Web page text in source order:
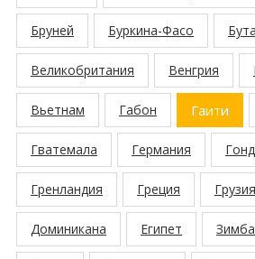
Бруней Буркина-Фасо
Великобритания Венгрия
Вьетнам Габон Гаити
Гватемала Германия
Гренландия Греция Грузия
Доминикана Египет